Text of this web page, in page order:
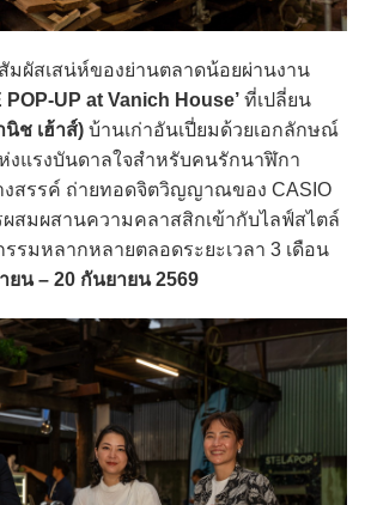
มผัสเสน่ห์ของย่านตลาดน้อยผ่านงาน
POP-UP at Vanich House’ ที่เปลี่ยน
นิช เฮ้าส์) บ้านเก่าอันเปี่ยมด้วยเอกลักษณ์
งแรงบันดาลใจสำหรับคนรักนาฬิกา
สรรค์ ถ่ายทอดจิตวิญญาณของ CASIO
ผสมผสานความคลาสสิกเข้ากับไลฟ์สไตล์
รมหลากหลายตลอดระยะเวลา 3 เดือน
น – 20 กันยายน 2569